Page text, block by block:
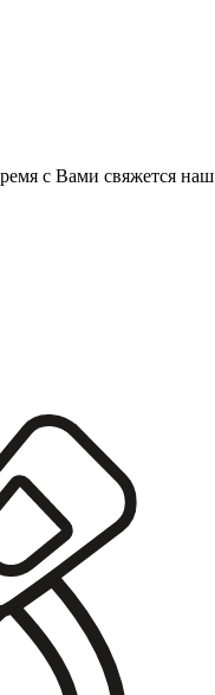
с Вами свяжется наш